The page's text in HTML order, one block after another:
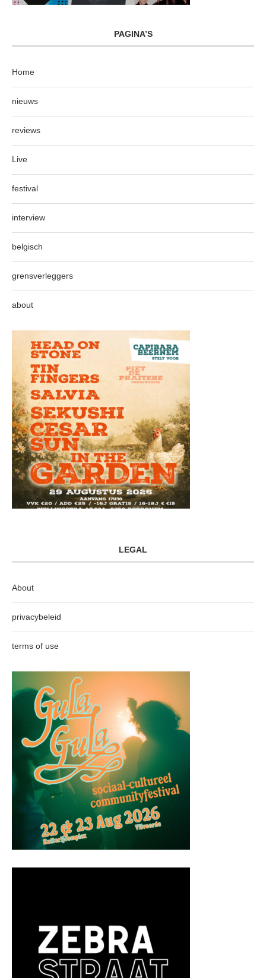
PAGINA’S
Home
nieuws
reviews
Live
festival
interview
belgisch
grensverleggers
about
LEGAL
About
privacybeleid
terms of use